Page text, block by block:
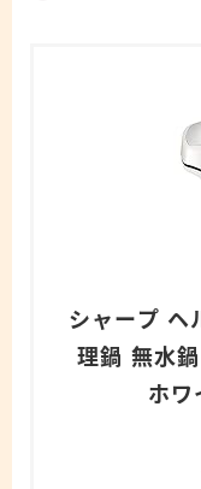
シャープ ヘ
理鍋 無水
ホ